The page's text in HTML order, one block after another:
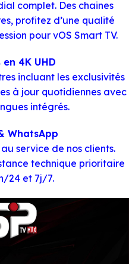
complet. Des chaines
profitez d’une qualité
pour vOS Smart TV.
4K UHD
incluant les exclusivités
à jour quotidiennes avec
intégrés.
WhatsApp
service de nos clients.
technique prioritaire
24 et 7j/7.